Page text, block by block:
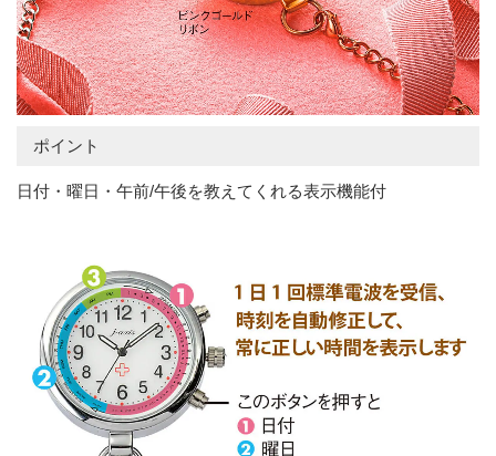
ポイント
日付・曜日・午前/午後を教えてくれる表示機能付